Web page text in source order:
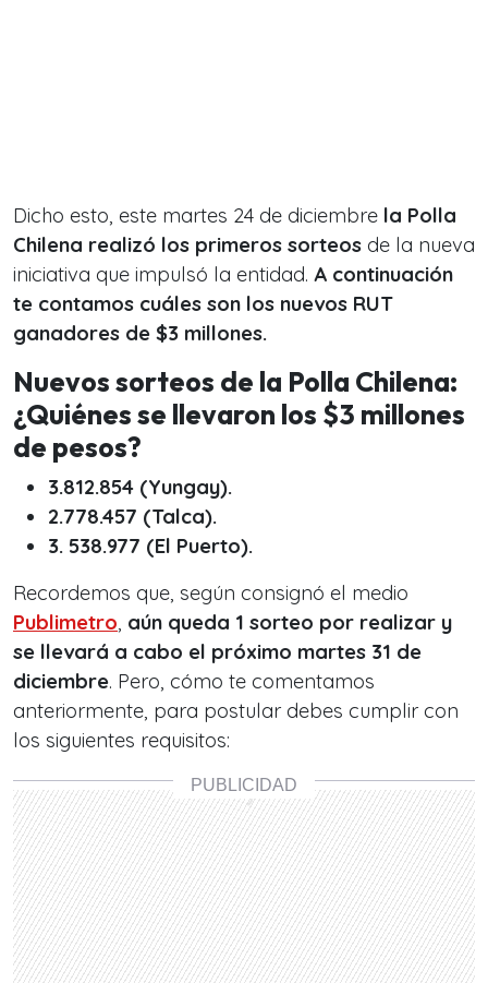
Dicho esto, este martes 24 de diciembre la Polla
Chilena realizó los primeros sorteos de la nueva
iniciativa que impulsó la entidad. A continuación
te contamos cuáles son los nuevos RUT
ganadores de $3 millones.
Nuevos sorteos de la Polla Chilena:
¿Quiénes se llevaron los $3 millones
de pesos?
3.812.854 (Yungay).
2.778.457 (Talca).
3. 538.977 (El Puerto).
Recordemos que, según consignó el medio
Publimetro, aún queda 1 sorteo por realizar y
se llevará a cabo el próximo martes 31 de
diciembre. Pero, cómo te comentamos
anteriormente, para postular debes cumplir con
los siguientes requisitos: